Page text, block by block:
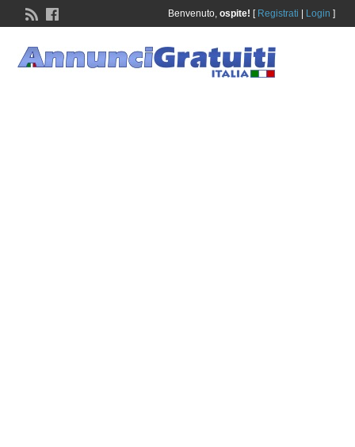
Benvenuto, ospite! [ Registrati Login ]